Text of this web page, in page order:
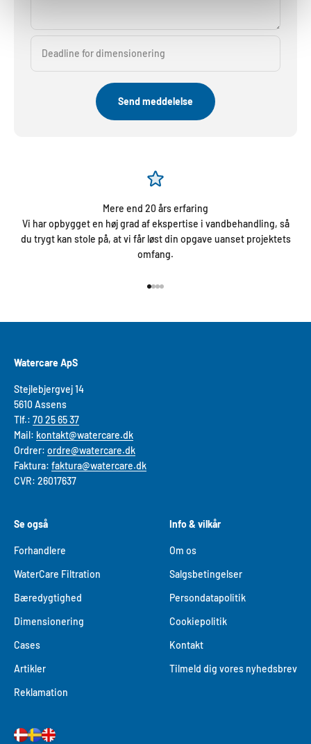
Deadline for dimensionering
Send meddelelse
Mere end 20 års erfaring
Vi har opbygget en høj grad af ekspertise i vandbehandling, så
du trygt kan stole på, at vi får løst din opgave uanset projektets
omfang.
Watercare ApS
Stejlebjergvej 14
5610 As​sens
Tlf.: 70 25 65 37
Mail: kontakt@watercare.dk
Ordrer: ordre@watercare.dk
Faktura: faktura@watercare.dk
CVR: 26017637
Se også
Forhandlere
WaterCare Filtration
Bæredygtighed
Dimensionering
Cases
Artikler
Reklamation
Info & vilkår
Om os
Salgsbetingelser
Persondatapolitik
Cookiepolitik
Kontakt
Tilmeld dig vores nyhedsbrev